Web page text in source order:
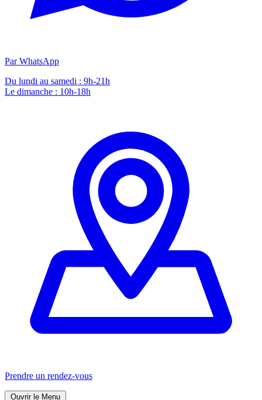
Par WhatsApp
Du lundi au samedi : 9h-21h
Le dimanche : 10h-18h
Prendre un rendez-vous